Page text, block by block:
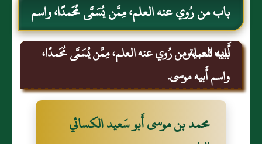
باب من رُوي عنه العلم، مِمَّن يُسَمَّى مُحَمدًا، واسم
أَبيه العباس.
باب تسمية من رُوي عنه العلم، مِمَّن يُسَمَّى مُحَمدًا،
واسم أَبيه موسى.
محمد بن موسى أَبو سَعيد الكسائي